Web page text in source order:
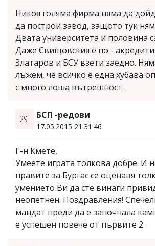
Никоя голяма фирма няма да
да построи завод, защото тук
Двата университета и половина
Даже Свищовския е по -
Златаров и БСУ взети заедно.
лъжем, че всичко е една хубава
с много лоша вътрешност.
29. БСП -редови
17.05.2015 21:31:46
Г-н Кмете,
Умеете играта толкова добре. И
правите за Бургас се оценавя
умението Ви да сте винаги
неопетнен. Поздравления!
мандат преди да е започнала
е успешен повече от първите 2.